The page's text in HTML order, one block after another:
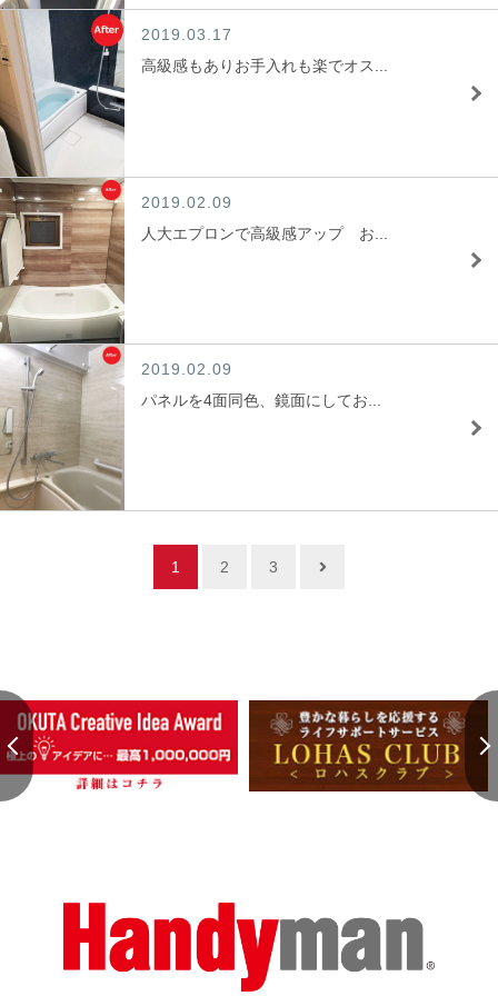
2019.03.17
高級感もありお手入れも楽でオス...
2019.02.09
人大エプロンで高級感アップ お...
2019.02.09
パネルを4面同色、鏡面にしてお...
1 2 3